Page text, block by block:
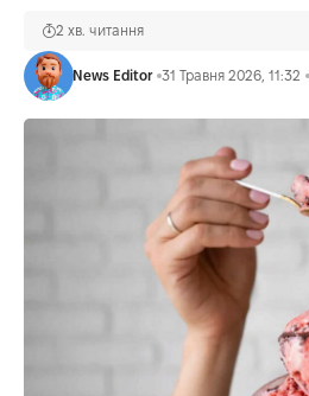
News Editor 31 Травня 2026, 11:32
2 хв. читання